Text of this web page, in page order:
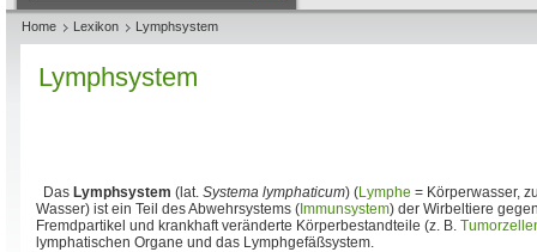
Home Lexikon Lymphsystem
Lymphsystem
Das Lymphsystem (lat. Systema lymphaticum) (Lymphe = Körperwasser,
Wasser) ist ein Teil des Abwehrsystems ( Immunsystem) der Wirbeltiere
Fremdpartikel und krankhaft veränderte Körperbestandteile (z. B.
lymphatischen Organe und das Lymphgefäßsystem.